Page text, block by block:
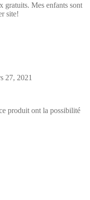
gratuits. Mes enfants sont
site!
27, 2021
produit ont la possibilité